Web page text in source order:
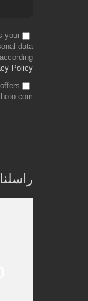
your
data
Policy